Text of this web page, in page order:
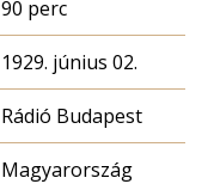
90 perc
1929. június 02.
Rádió Budapest
Magyarország